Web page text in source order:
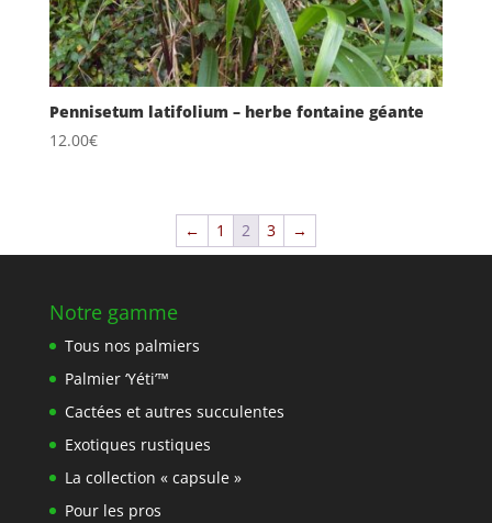
Pennisetum latifolium – herbe fontaine géante
12.00€
← 1 2 3 →
Notre gamme
Tous nos palmiers
Palmier ‘Yéti’™
Cactées et autres succulentes
Exotiques rustiques
La collection « capsule »
Pour les pros